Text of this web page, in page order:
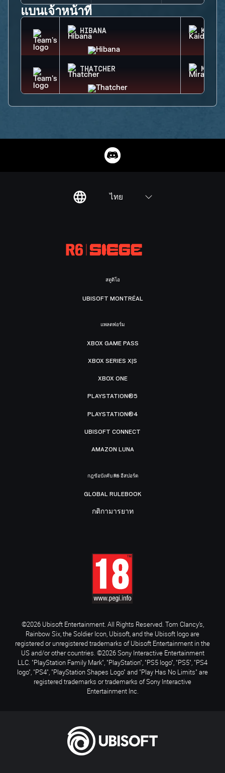
แบนเจ้าหน้าที่
HIBANA KAID
THATCHER MIRA
ไทย
สตูดิโอ
UBISOFT MONTRÉAL
แพลตฟอร์ม
XBOX GAME PASS
XBOX SERIES X|S
XBOX ONE
PLAYSTATION®5
PLAYSTATION®4
UBISOFT CONNECT
AMAZON LUNA
กฎข้อบังคับ R6 อีสปอร์ต
GLOBAL RULEBOOK
กติกามารยาท
©2026 Ubisoft Entertainment. All Rights Reserved. Tom Clancy’s,
Rainbow Six, the Soldier Icon, Ubisoft, and the Ubisoft logo are
registered or unregistered trademarks of Ubisoft Entertainment in the
US and/or other countries. ©2026 Sony Interactive Entertainment
LLC. "PlayStation Family Mark", "PlayStation", "PS5 logo", "PS5", "PS4
logo", "PS4", "PlayStation Shapes Logo" and "Play Has No Limits" are
registered trademarks or trademarks of Sony Interactive
Entertainment Inc.